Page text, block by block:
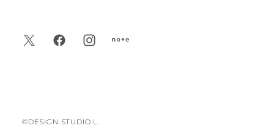
ス
ス
ス
©DESIGN STUDIO L.